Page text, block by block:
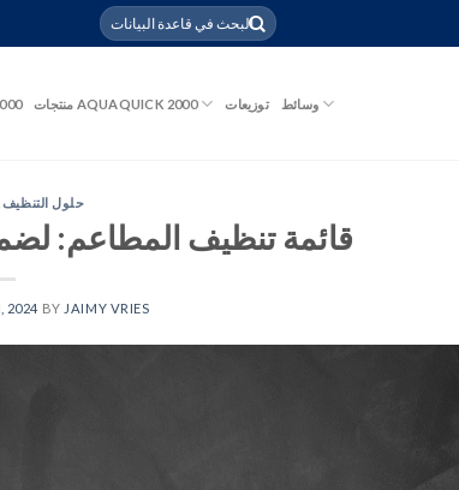
منتجات AQUAQUICK 2000 توزيعات وسائط
حلول التنظيف
قائمة تنظيف المطاعم:
2024 BY JAIMY VRIES